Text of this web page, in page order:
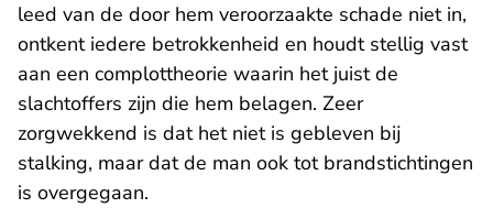
leed van de door hem veroorzaakte schade niet in,
ontkent iedere betrokkenheid en houdt stellig vast
aan een complottheorie waarin het juist de
slachtoffers zijn die hem belagen. Zeer
zorgwekkend is dat het niet is gebleven bij
stalking, maar dat de man ook tot brandstichtingen
is overgegaan.